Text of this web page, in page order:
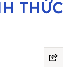
THỨC